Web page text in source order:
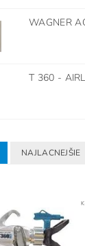
WAGNER
T 360 -
NAJLACNEJŠIE